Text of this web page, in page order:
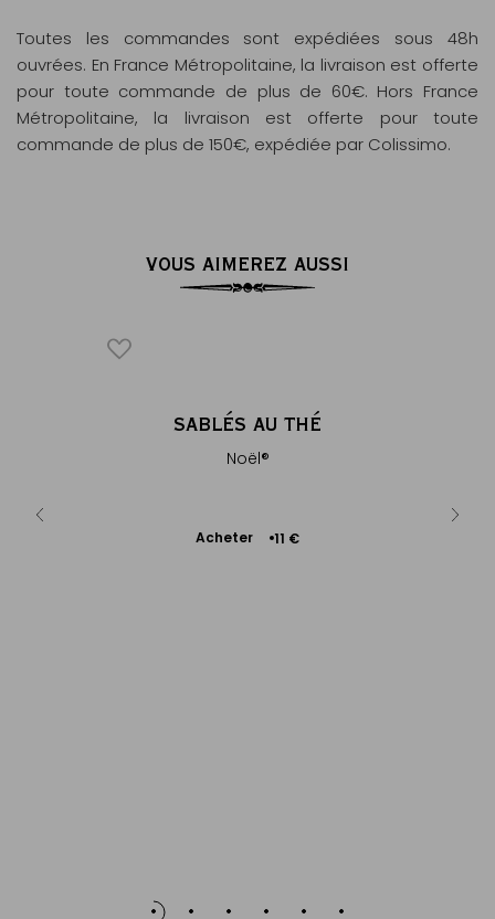
Toutes les commandes sont expédiées sous 48h
ouvrées. En France Métropolitaine, la livraison est offerte
pour toute commande de plus de 60€. Hors France
Métropolitaine, la livraison est offerte pour toute
commande de plus de 150€, expédiée par Colissimo.
VOUS AIMEREZ AUSSI
SABLÉS AU THÉ
Noël®
Acheter 11 €
Ajouter